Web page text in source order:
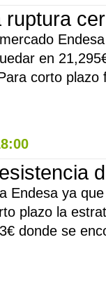
en
corto plazo
Endesa ya
plazo la
donde se